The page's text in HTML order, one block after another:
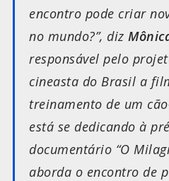
encontro pode criar
no mundo?”, diz
responsável pelo
cineasta do Brasil a
treinamento de um
está se dedicando à
documentário “O
aborda o encontro de